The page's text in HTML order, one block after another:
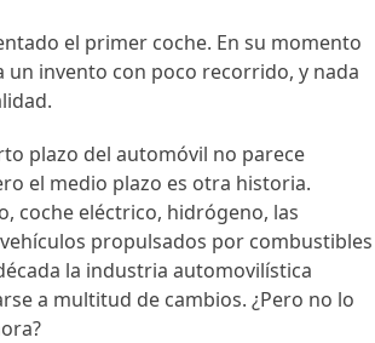
el primer coche. En su momento
un invento con poco recorrido, y nada
plazo del automóvil no parece
el medio plazo es otra historia.
coche eléctrico, hidrógeno, las
propulsados por combustibles
la industria automovilística
a multitud de cambios. ¿Pero no lo